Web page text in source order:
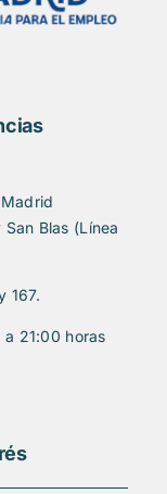
Blas (Línea
167.
21:00 horas